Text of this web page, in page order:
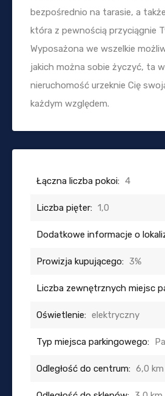
bezpośrednio na tarasie, a
która z pewnością przyciągnie
Wyposażona we wszelkie
jakich można sobie życzyć, ta
nieruchomość urzeknie Cię
każdym względem.
Łączna liczba pokoi: 4
Liczba pięter: 1,0
Dodatkowe informacje o
Prowizja kupującego: 3%
Liczba zewnętrznych miejsc
Oświetlenie: elektryczny
Typ miejsca parkingowego:
Odległość do centrum: 6,0 km